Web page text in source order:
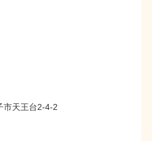
市天王台2-4-2